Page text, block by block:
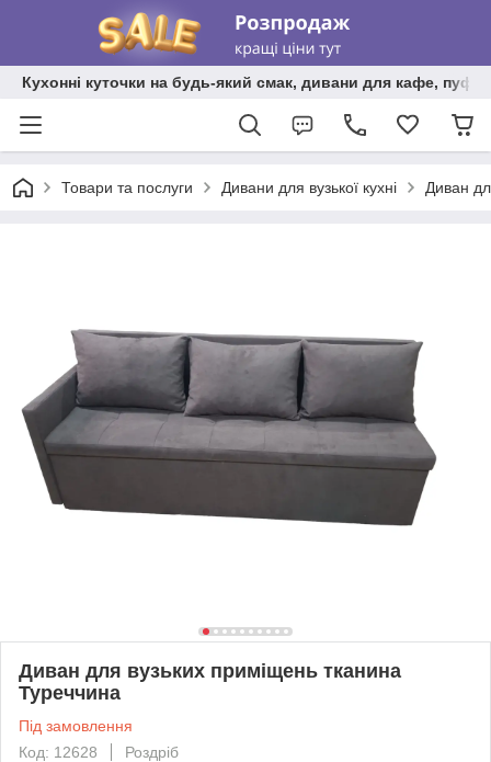
Кухонні куточки на будь-який смак, дивани для кафе,
Товари та послуги Дивани для вузької кухні Диван
Диван для вузьких приміщень тканина
Туреччина
Під замовлення
Код: 12628
Роздріб